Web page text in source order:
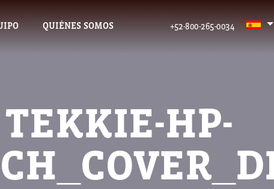
QUIÉNES SOMOS +52-800-265-0034
TEKKIE-HP-